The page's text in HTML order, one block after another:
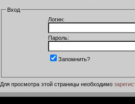
Вход
Логин:
Пароль:
Запомнить?
Для просмотра этой страницы необходимо